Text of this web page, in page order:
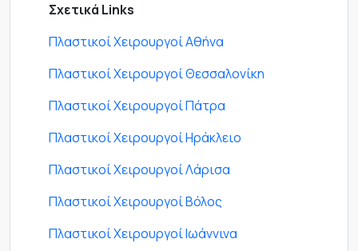
Σχετικά Links
Πλαστικοί Χειρουργοί Αθήνα
Πλαστικοί Χειρουργοί Θεσσαλονίκη
Πλαστικοί Χειρουργοί Πάτρα
Πλαστικοί Χειρουργοί Ηράκλειο
Πλαστικοί Χειρουργοί Λάρισα
Πλαστικοί Χειρουργοί Βόλος
Πλαστικοί Χειρουργοί Ιωάννινα